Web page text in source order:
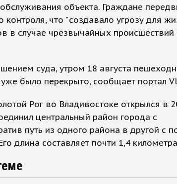
объекта. Граждане
контроля, что "создавало угрозу для
в случае чрезвычайных происшествий
суда, утром 18 августа
было перекрыто, сообщает портал
Рог во Владивостоке открылся в
центральный район города с
путь из одного района в другой с
длина составляет почти 1,4